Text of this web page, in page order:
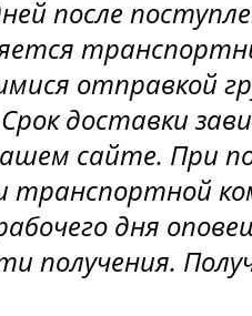
после
отправкой
доставки
сайте. При
транспортной
дня
получения.